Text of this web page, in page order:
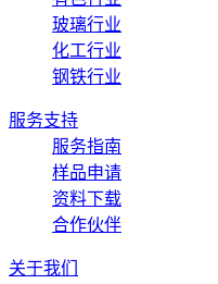
玻璃行业
化工行业
钢铁行业
服务支持
服务指南
样品申请
资料下载
合作伙伴
关于我们